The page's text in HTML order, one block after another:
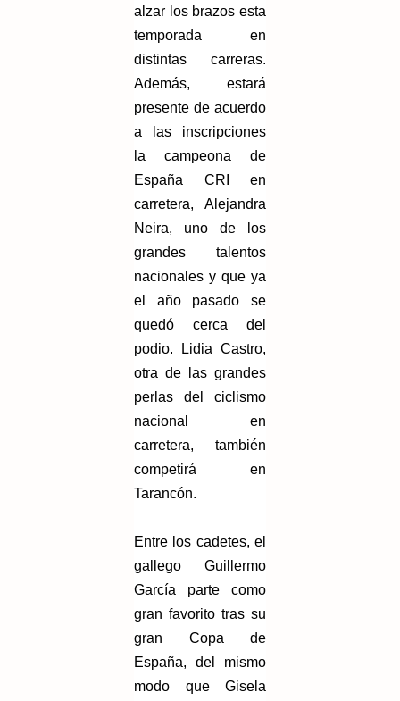
alzar los brazos esta
temporada en
distintas carreras.
Además, estará
presente de acuerdo
a las inscripciones
la campeona de
España CRI en
carretera, Alejandra
Neira, uno de los
grandes talentos
nacionales y que ya
el año pasado se
quedó cerca del
podio. Lidia Castro,
otra de las grandes
perlas del ciclismo
nacional en
carretera, también
competirá en
Tarancón.
Entre los cadetes, el
gallego Guillermo
García parte como
gran favorito tras su
gran Copa de
España, del mismo
modo que Gisela